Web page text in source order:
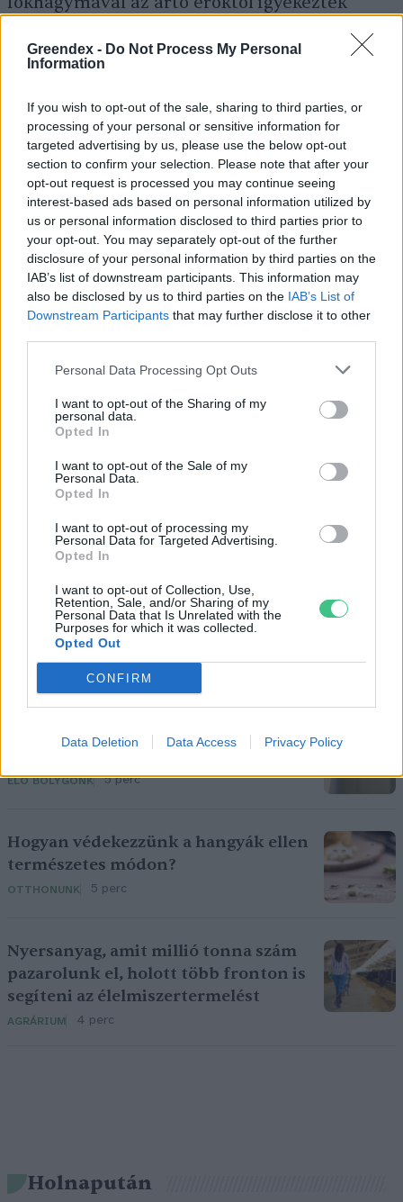
Greendex - Do Not Process My Personal
Information
If you wish to opt-out of the sale, sharing to third parties, or
processing of your personal or sensitive information for
targeted advertising by us, please use the below opt-out
section to confirm your selection. Please note that after your
opt-out request is processed you may continue seeing
interest-based ads based on personal information utilized by
us or personal information disclosed to third parties prior to
your opt-out. You may separately opt-out of the further
disclosure of your personal information by third parties on the
IAB’s list of downstream participants. This information may
also be disclosed by us to third parties on the IAB’s List of
Downstream Participants that may further disclose it to other
Personal Data Processing Opt Outs
I want to opt-out of the Sharing of my
personal data.
Opted In
I want to opt-out of the Sale of my
Personal Data.
Opted In
I want to opt-out of processing my
Personal Data for Targeted Advertising.
Opted In
I want to opt-out of Collection, Use,
Retention, Sale, and/or Sharing of my
Personal Data that Is Unrelated with the
Purposes for which it was collected.
Opted Out
CONFIRM
Data Deletion Data Access Privacy Policy
megóvni a családot. A néphiedelem szerint a
boszorkányok, a gonosz erők megfékezésére a
kulcslyukba, a küszöb alá, és rendszeresen
fogyasztották is, hogy távol tartsák a rontást;
a karácsonyi ünnepkörbenLuca napjának
sötét éjszakáján különösen felértékelődött
jelentősége. A modern orvoslás előtt a népi
gyógyászat legfőbb gyógyszere, és miután a
betegségek hátterében olykor
természetfeletti erőket feltételeztek, így az
összefüggés is helytálló. Afokhagyma
legintenzívebb ízesítő lehet a konyhánkban: a
karácsonyi menüből semmiképp ne spóroljuk
Kiemelt kép: canva
Skultéti Bernadett
A szerző további cikkei
Negatív vízállások, vízkorlátozások:
miképp takarékoskodhatsz a vízzel?
ÉLŐ BOLYGÓNK 5 perc
Hogyan védekezzünk a hangyák ellen
természetes módon?
OTTHONUNK 5 perc
Nyersanyag, amit millió tonna szám
pazarolunk el, holott több fronton is
segíteni az élelmiszertermelést
AGRÁRIUM 4 perc
Holnapután